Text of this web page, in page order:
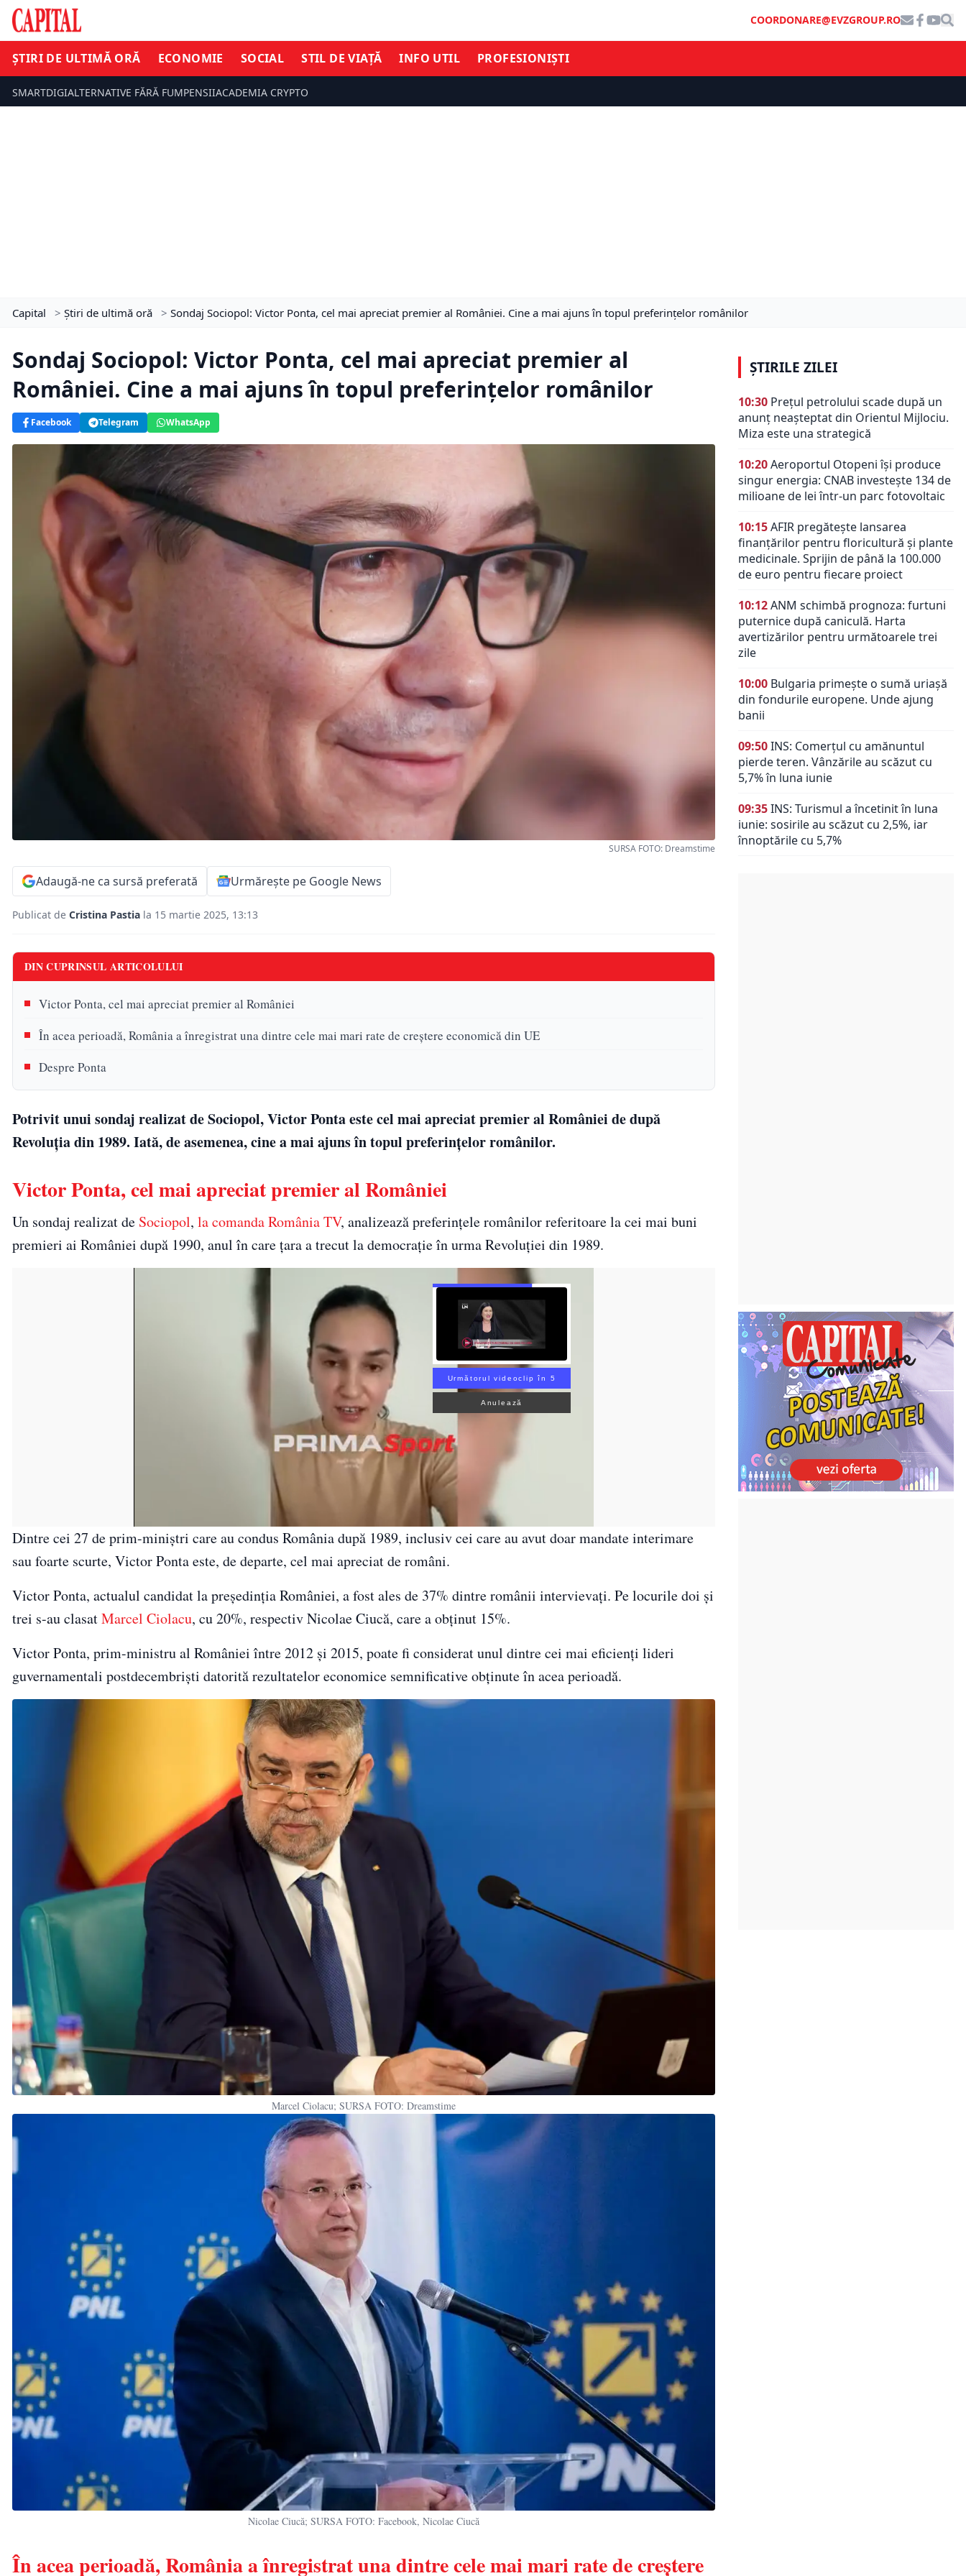
COORDONARE@EVZGROUP.RO
ȘTIRI DE ULTIMĂ ORĂ ECONOMIE SOCIAL STIL DE VIAȚĂ INFO UTIL PROFESIONIȘTI
SMARTDIGIALTERNATIVE FĂRĂ FUMPENSIIACADEMIA CRYPTO
Capital > Știri de ultimă oră > Sondaj Sociopol: Victor Ponta, cel mai apreciat premier al României. Cine a mai ajuns în topul preferințelor românilor
Sondaj Sociopol: Victor Ponta, cel mai apreciat premier al
României. Cine a mai ajuns în topul preferințelor românilor
Facebook Telegram WhatsApp
SURSA FOTO: Dreamstime
Adaugă-ne ca sursă preferată Urmărește pe Google News
Publicat de Cristina Pastia la 15 martie 2025, 13:13
DIN CUPRINSUL ARTICOLULUI
Victor Ponta, cel mai apreciat premier al României
În acea perioadă, România a înregistrat una dintre cele mai mari rate de creștere economică din UE
Despre Ponta
Potrivit unui sondaj realizat de Sociopol, Victor Ponta este cel mai apreciat premier al României de după
Revoluția din 1989. Iată, de asemenea, cine a mai ajuns în topul preferințelor românilor.
Victor Ponta, cel mai apreciat premier al României
Un sondaj realizat de Sociopol, la comanda România TV, analizează preferințele românilor referitoare la cei mai buni
premieri ai României după 1990, anul în care țara a trecut la democrație în urma Revoluției din 1989.
Următorul videoclip în 3
Anulează
Dintre cei 27 de prim-miniștri care au condus România după 1989, inclusiv cei care au avut doar mandate interimare
sau foarte scurte, Victor Ponta este, de departe, cel mai apreciat de români.
Victor Ponta, actualul candidat la președinția României, a fost ales de 37% dintre românii intervievați. Pe locurile doi și
trei s-au clasatMarcel Ciolacu, cu 20%, respectiv Nicolae Ciucă, care a obținut 15%.
Victor Ponta, prim-ministru al României între 2012 și 2015, poate fi considerat unul dintre cei mai eficienți lideri
guvernamentali postdecembriști datorită rezultatelor economice semnificative obținute în acea perioadă.
Marcel Ciolacu; SURSA FOTO: Dreamstime
Nicolae Ciucă; SURSA FOTO: Facebook, Nicolae Ciucă
În acea perioadă, România a înregistrat una dintre cele mai mari rate de creștere
ȘTIRILE ZILEI
10:30 Prețul petrolului scade după un
anunț neașteptat din Orientul Mijlociu.
Miza este una strategică
10:20Aeroportul Otopeni își produce
singur energia: CNAB investește 134 de
milioane de lei într-un parc fotovoltaic
10:15AFIR pregătește lansarea
finanțărilor pentru floricultură și plante
medicinale. Sprijin de până la 100.000
de euro pentru fiecare proiect
10:12ANM schimbă prognoza: furtuni
puternice după caniculă. Harta
avertizărilor pentru următoarele trei
zile
10:00 Bulgaria primește o sumă uriașă
din fondurile europene. Unde ajung
banii
09:50INS: Comerțul cu amănuntul
pierde teren. Vânzările au scăzut cu
5,7% în luna iunie
09:35INS: Turismul a încetinit în luna
iunie: sosirile au scăzut cu 2,5%, iar
înnoptările cu 5,7%